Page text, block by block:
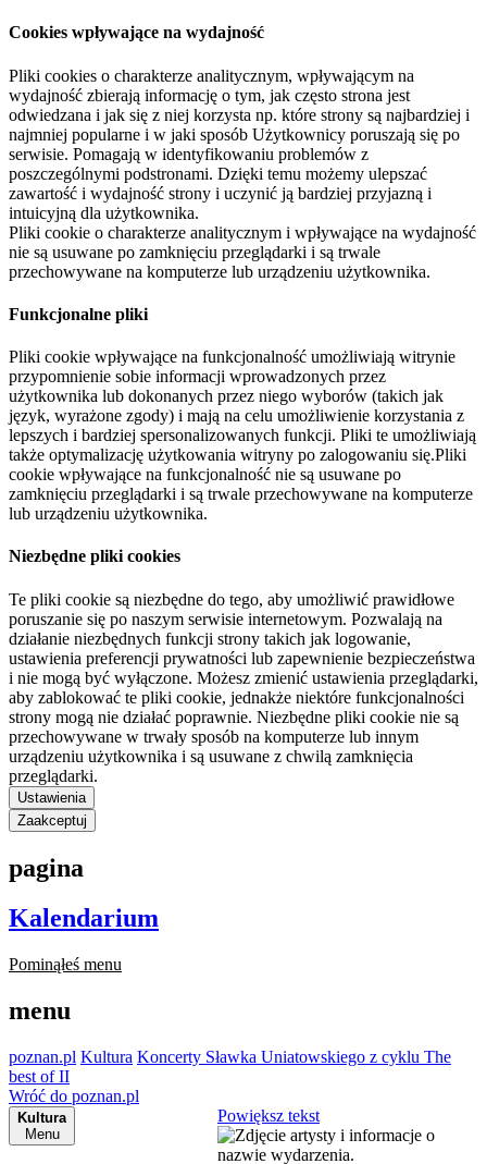
Cookies wpływające na wydajność
Pliki cookies o charakterze analitycznym, wpływającym na
wydajność zbierają informację o tym, jak często strona jest
odwiedzana i jak się z niej korzysta np. które strony są najbardziej i
najmniej popularne i w jaki sposób Użytkownicy poruszają się po
serwisie. Pomagają w identyfikowaniu problemów z
poszczególnymi podstronami. Dzięki temu możemy ulepszać
zawartość i wydajność strony i uczynić ją bardziej przyjazną i
intuicyjną dla użytkownika.
Pliki cookie o charakterze analitycznym i wpływające na wydajność
nie są usuwane po zamknięciu przeglądarki i są trwale
przechowywane na komputerze lub urządzeniu użytkownika.
Funkcjonalne pliki
Pliki cookie wpływające na funkcjonalność umożliwiają witrynie
przypomnienie sobie informacji wprowadzonych przez
użytkownika lub dokonanych przez niego wyborów (takich jak
język, wyrażone zgody) i mają na celu umożliwienie korzystania z
lepszych i bardziej spersonalizowanych funkcji. Pliki te umożliwiają
także optymalizację użytkowania witryny po zalogowaniu się.Pliki
cookie wpływające na funkcjonalność nie są usuwane po
zamknięciu przeglądarki i są trwale przechowywane na komputerze
lub urządzeniu użytkownika.
Niezbędne pliki cookies
Te pliki cookie są niezbędne do tego, aby umożliwić prawidłowe
poruszanie się po naszym serwisie internetowym. Pozwalają na
działanie niezbędnych funkcji strony takich jak logowanie,
ustawienia preferencji prywatności lub zapewnienie bezpieczeństwa
i nie mogą być wyłączone. Możesz zmienić ustawienia przeglądarki,
aby zablokować te pliki cookie, jednakże niektóre funkcjonalności
strony mogą nie działać poprawnie. Niezbędne pliki cookie nie są
przechowywane w trwały sposób na komputerze lub innym
urządzeniu użytkownika i są usuwane z chwilą zamknięcia
przeglądarki.
Ustawienia
Zaakceptuj
pagina
Kalendarium
Pominąłeś menu
menu
poznan.pl Kultura Koncerty Sławka Uniatowskiego z cyklu The
best of II
Wróć do poznan.pl
Kultura
Menu
Powiększ tekst